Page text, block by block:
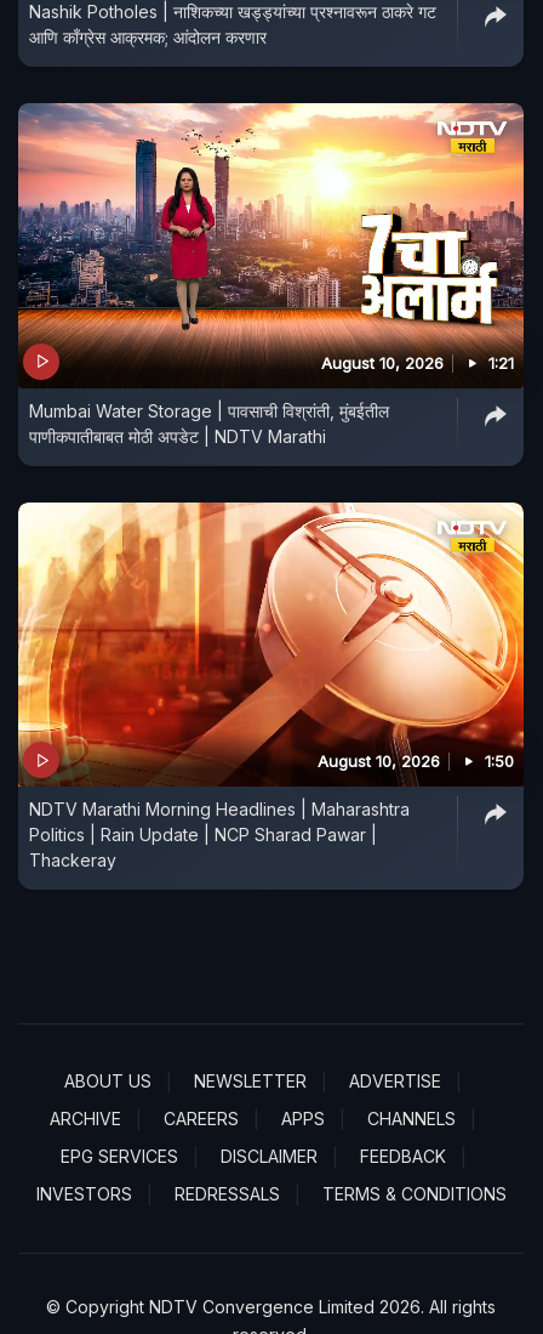
Nashik Potholes | नाशिकच्या खड्ड्यांच्या प्रश्नावरून ठाकरे गट
आणि काँग्रेस आक्रमक; आंदोलन करणार
August 10, 2026 1:21
Mumbai Water Storage | पावसाची विश्रांती, मुंबईतील
पाणीकपातीबाबत मोठी अपडेट | NDTV Marathi
August 10, 2026 1:50
NDTV Marathi Morning Headlines | Maharashtra
Politics | Rain Update | NCP Sharad Pawar |
Thackeray
ABOUT US NEWSLETTER
ADVERTISE
ARCHIVE
CAREERS APPS
CHANNELS
EPG SERVICES
DISCLAIMER
FEEDBACK
INVESTORS
REDRESSALS TERMS & CONDITIONS
© Copyright NDTV Convergence Limited 2026. All rights